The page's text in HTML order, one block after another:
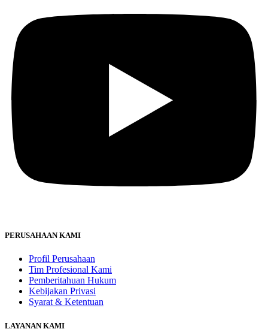
PERUSAHAAN KAMI
Profil Perusahaan
Tim Profesional Kami
Pemberitahuan Hukum
Kebijakan Privasi
Syarat & Ketentuan
LAYANAN KAMI